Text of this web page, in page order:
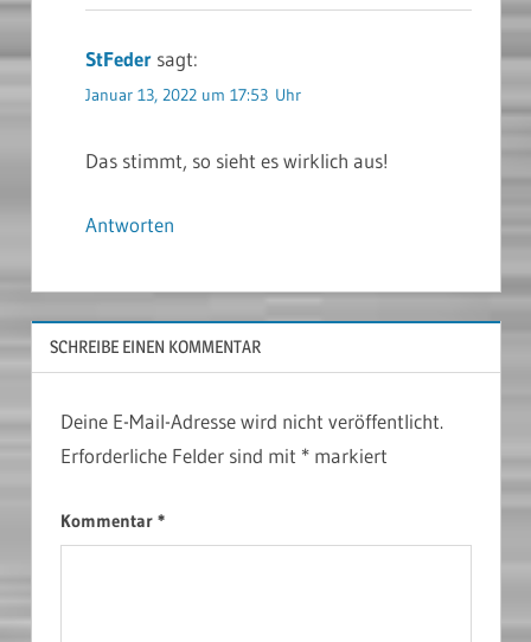
StFeder sagt:
Januar 13, 2022 um 17:53 Uhr
Das stimmt, so sieht es wirklich aus!
Antworten
SCHREIBE EINEN KOMMENTAR
Deine E-Mail-Adresse wird nicht veröffentlicht.
Erforderliche Felder sind mit *markiert
Kommentar *